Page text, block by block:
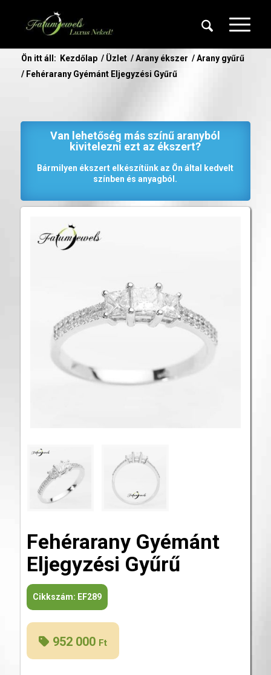
Ön itt áll: Kezdőlap / Üzlet / Arany ékszer / Arany gyűrű
/ Fehérarany Gyémánt Eljegyzési Gyűrű
Van lehetőség más színű aranyból
kivitelezni ezt az ékszert?
Bármilyen ékszert elkészítünk az Ön által kedvelt
színben és anyagból.
Fehérarany Gyémánt
Eljegyzési Gyűrű
Cikkszám: EF289
952 000 Ft